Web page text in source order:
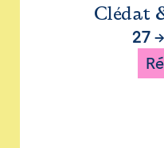
Clédat
27 →